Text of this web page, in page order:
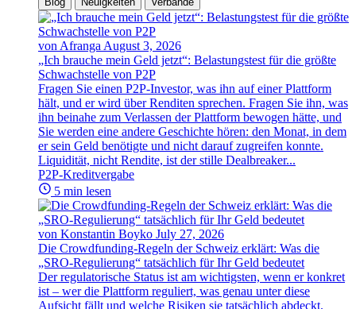
von Afranga August 3, 2026
„Ich brauche mein Geld jetzt“: Belastungstest für die größte
Schwachstelle von P2P
Fragen Sie einen P2P-Investor, was ihn auf einer Plattform
hält, und er wird über Renditen sprechen. Fragen Sie ihn, was
ihn beinahe zum Verlassen der Plattform bewogen hätte, und
Sie werden eine andere Geschichte hören: den Monat, in dem
er sein Geld benötigte und nicht darauf zugreifen konnte.
Liquidität, nicht Rendite, ist der stille Dealbreaker...
P2P-Kreditvergabe
5 min lesen
von Konstantin Boyko July 27, 2026
Die Crowdfunding-Regeln der Schweiz erklärt: Was die
„SRO-Regulierung“ tatsächlich für Ihr Geld bedeutet
Der regulatorische Status ist am wichtigsten, wenn er konkret
ist – wer die Plattform reguliert, was genau unter diese
Aufsicht fällt und welche Risiken sie tatsächlich abdeckt.